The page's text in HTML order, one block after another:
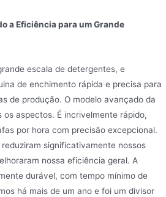
a Eficiência para um Grande
escala de detergentes, e
de enchimento rápida e precisa para
de produção. O modelo avançado da
aspectos. É incrivelmente rápido,
por hora com precisão excepcional.
significativamente nossos
nossa eficiência geral. A
durável, com tempo mínimo de
há mais de um ano e foi um divisor